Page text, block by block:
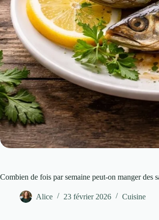
Combien de fois par semaine peut-on manger des
Alice 23 février 2026 Cuisine